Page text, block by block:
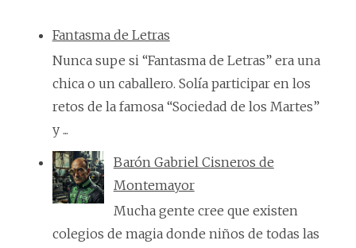
Fantasma de Letras
Nunca supe si “Fantasma de Letras” era una
chica o un caballero. Solía participar en los
retos de la famosa “Sociedad de los Martes”
y ...
Barón Gabriel Cisneros de
Montemayor
Mucha gente cree que existen
colegios de magia donde niños de todas las